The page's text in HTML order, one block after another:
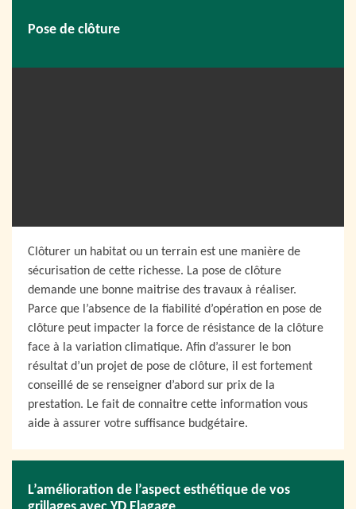
Pose de clôture
Clôturer un habitat ou un terrain est une manière de
sécurisation de cette richesse. La pose de clôture
demande une bonne maitrise des travaux à réaliser.
Parce que l’absence de la fiabilité d’opération en pose de
clôture peut impacter la force de résistance de la clôture
face à la variation climatique. Afin d’assurer le bon
résultat d’un projet de pose de clôture, il est fortement
conseillé de se renseigner d’abord sur prix de la
prestation. Le fait de connaitre cette information vous
aide à assurer votre suffisance budgétaire.
L’amélioration de l’aspect esthétique de vos